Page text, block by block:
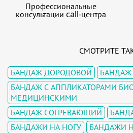
Профессиональные
консультации call-центра
СМОТРИТЕ
БАНДАЖ ДОРОДОВОЙ
БАНДАЖ С АППЛИКАТОРАМИ
МЕДИЦИНСКИМИ
БАНДАЖ СОГРЕВАЮЩИЙ
БАНДАЖИ НА НОГУ
БАНДАЖИ